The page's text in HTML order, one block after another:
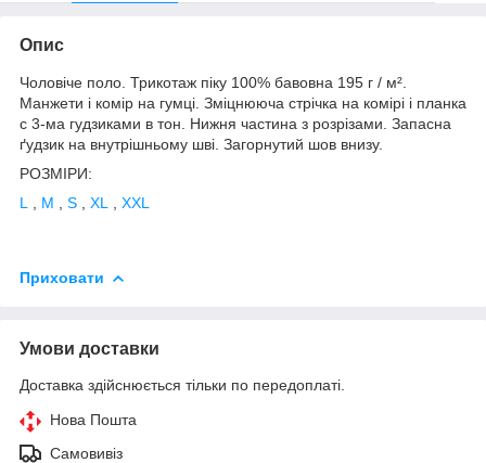
Опис
Чоловіче поло. Трикотаж піку 100% бавовна 195 г / м².
Манжети і комір на гумці. Зміцнююча стрічка на комірі і планка
c 3-ма гудзиками в тон. Нижня частина з розрізами. Запасна
ґудзик на внутрішньому шві. Загорнутий шов внизу.
РОЗМІРИ:
L
M S XL XXL
Приховати
Умови доставки
Доставка здійснюється тільки по передоплаті.
Нова Пошта
Самовивіз